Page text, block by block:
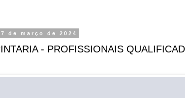
de março de 2024
- PROFISSIONAIS